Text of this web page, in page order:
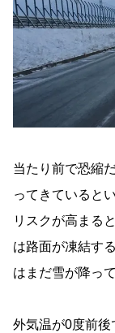
当たり前で恐縮
ってきていると
リスクが高まる
は路面が凍結す
はまだ雪が降っ
外気温が0度前